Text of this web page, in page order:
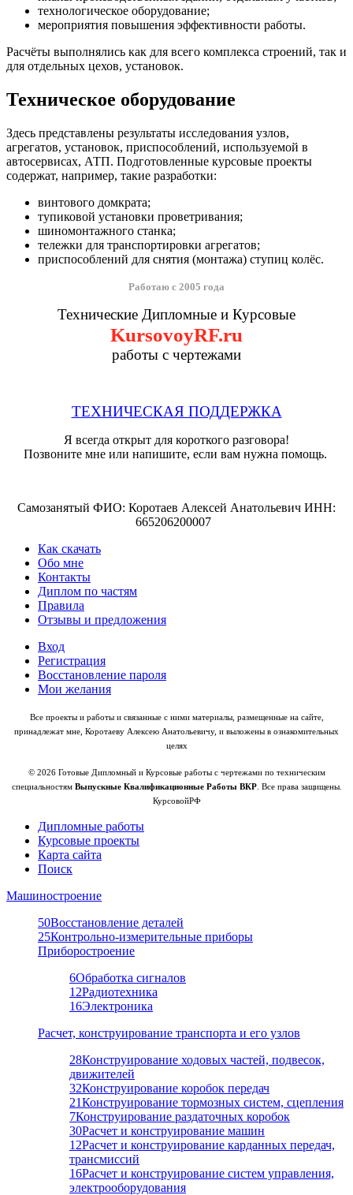
технологическое оборудование;
мероприятия повышения эффективности работы.
Расчёты выполнялись как для всего комплекса строений, так и
для отдельных цехов, установок.
Техническое оборудование
Здесь представлены результаты исследования узлов,
агрегатов, установок, приспособлений, используемой в
автосервисах, АТП. Подготовленные курсовые проекты
содержат, например, такие разработки:
винтового домкрата;
тупиковой установки проветривания;
шиномонтажного станка;
тележки для транспортировки агрегатов;
приспособлений для снятия (монтажа) ступиц колёс.
Работаю с 2005 года
Технические Дипломные и Курсовые
KursovoyRF.ru
работы с чертежами
ТЕХНИЧЕСКАЯ ПОДДЕРЖКА
Я всегда открыт для короткого разговора!
Позвоните мне или напишите, если вам нужна помощь.
Самозанятый ФИО: Коротаев Алексей Анатольевич ИНН:
665206200007
Как скачать
Обо мне
Контакты
Диплом по частям
Правила
Отзывы и предложения
Вход
Регистрация
Восстановление пароля
Мои желания
Все проекты и работы и связанные с ними материалы, размещенные на сайте,
принадлежат мне, Коротаеву Алексею Анатольевичу, и выложены в ознакомительных
целях
© 2026 Готовые Дипломный и Курсовые работы с чертежами по техническим
специальностям Выпускные Квалификационные Работы ВКР. Все права защищены.
КурсовойРФ
Дипломные работы
Курсовые проекты
Карта сайта
Поиск
Машиностроение
50Восстановление деталей
25Контрольно-измерительные приборы
Приборостроение
6Обработка сигналов
12Радиотехника
16Электроника
Расчет, конструирование транспорта и его узлов
28Конструирование ходовых частей, подвесок,
движителей
32Конструирование коробок передач
21Конструирование тормозных систем, сцепления
7Конструирование раздаточных коробок
30Расчет и конструирование машин
12Расчет и конструирование карданных передач,
трансмиссий
16Расчет и конструирование систем управления,
электрооборудования